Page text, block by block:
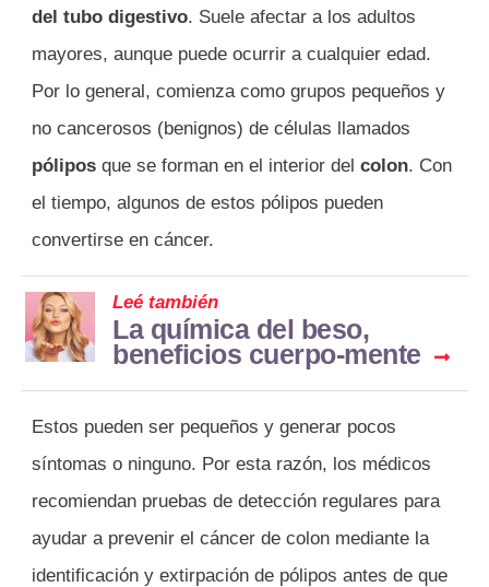
del tubo digestivo. Suele afectar a los adultos
mayores, aunque puede ocurrir a cualquier edad.
Por lo general, comienza como grupos pequeños y
no cancerosos (benignos) de células llamados
pólipos que se forman en el interior del colon. Con
el tiempo, algunos de estos pólipos pueden
convertirse en cáncer.
Leé también
La química del beso,
beneficios cuerpo-mente
Estos pueden ser pequeños y generar pocos
síntomas o ninguno. Por esta razón, los médicos
recomiendan pruebas de detección regulares para
ayudar a prevenir el cáncer de colon mediante la
identificación y extirpación de pólipos antes de que